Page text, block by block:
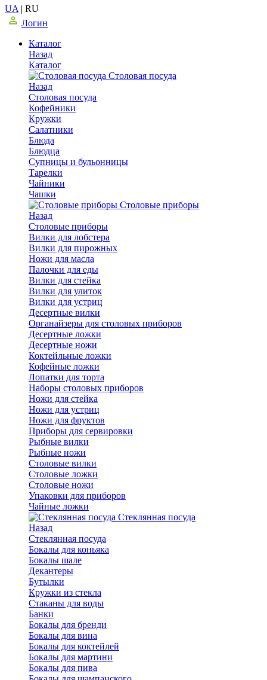
UA | RU
Логин
Каталог
Назад
Каталог
Столовая посуда
Назад
Столовая посуда
Кофейники
Кружки
Салатники
Блюда
Блюдца
Супницы и бульонницы
Тарелки
Чайники
Чашки
Cтоловые приборы
Назад
Cтоловые приборы
Вилки для лобстера
Вилки для пирожных
Ножи для масла
Палочки для еды
Вилки для стейка
Вилки для улиток
Вилки для устриц
Десертные вилки
Органайзеры для столовых приборов
Десертные ложки
Десертные ножи
Коктейльные ложки
Кофейные ложки
Лопатки для торта
Наборы столовых приборов
Ножи для стейка
Ножи для устриц
Ножи для фруктов
Приборы для сервировки
Рыбные вилки
Рыбные ножи
Столовые вилки
Столовые ложки
Столовые ножи
Упаковки для приборов
Чайные ложки
Стеклянная посуда
Назад
Стеклянная посуда
Бокалы для коньяка
Бокалы шале
Декантеры
Бутылки
Кружки из стекла
Стаканы для воды
Банки
Бокалы для бренди
Бокалы для вина
Бокалы для коктейлей
Бокалы для мартини
Бокалы для пива